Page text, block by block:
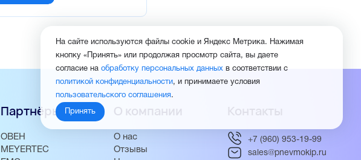
Партнёры
ОВЕН
MEYERTEC
О компании
О нас
Отзывы
Контакты
+7 (960) 953-19-99
sales@pnevmokip.ru
На сайте используются файлы cookie и Яндекс Метрика. Нажимая
кнопку «Принять» или продолжая просмотр сайта, вы даете
согласие на обработку персональных данных в соответствии с
политикой конфиденциальности, и принимаете условия
пользовательского соглашения.
Принять